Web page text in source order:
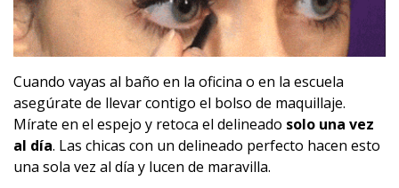
Cuando vayas al baño en la oficina o en la escuela
asegúrate de llevar contigo el bolso de maquillaje.
Mírate en el espejo y retoca el delineado solo una vez
al día. Las chicas con un delineado perfecto hacen esto
una sola vez al día y lucen de maravilla.